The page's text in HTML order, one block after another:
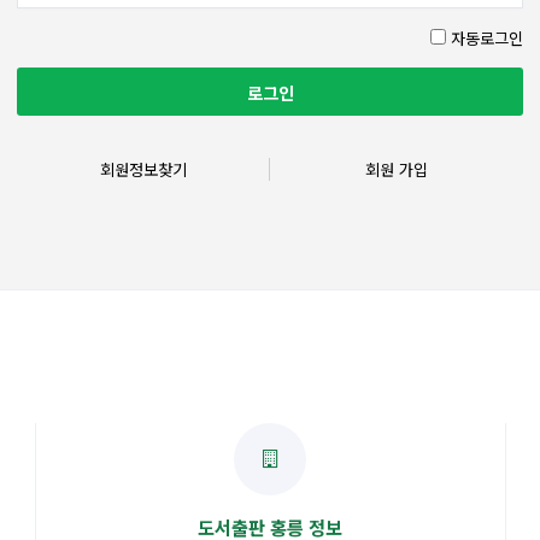
자동로그인
회원정보찾기 회원 가입
도서출판 홍릉 정보